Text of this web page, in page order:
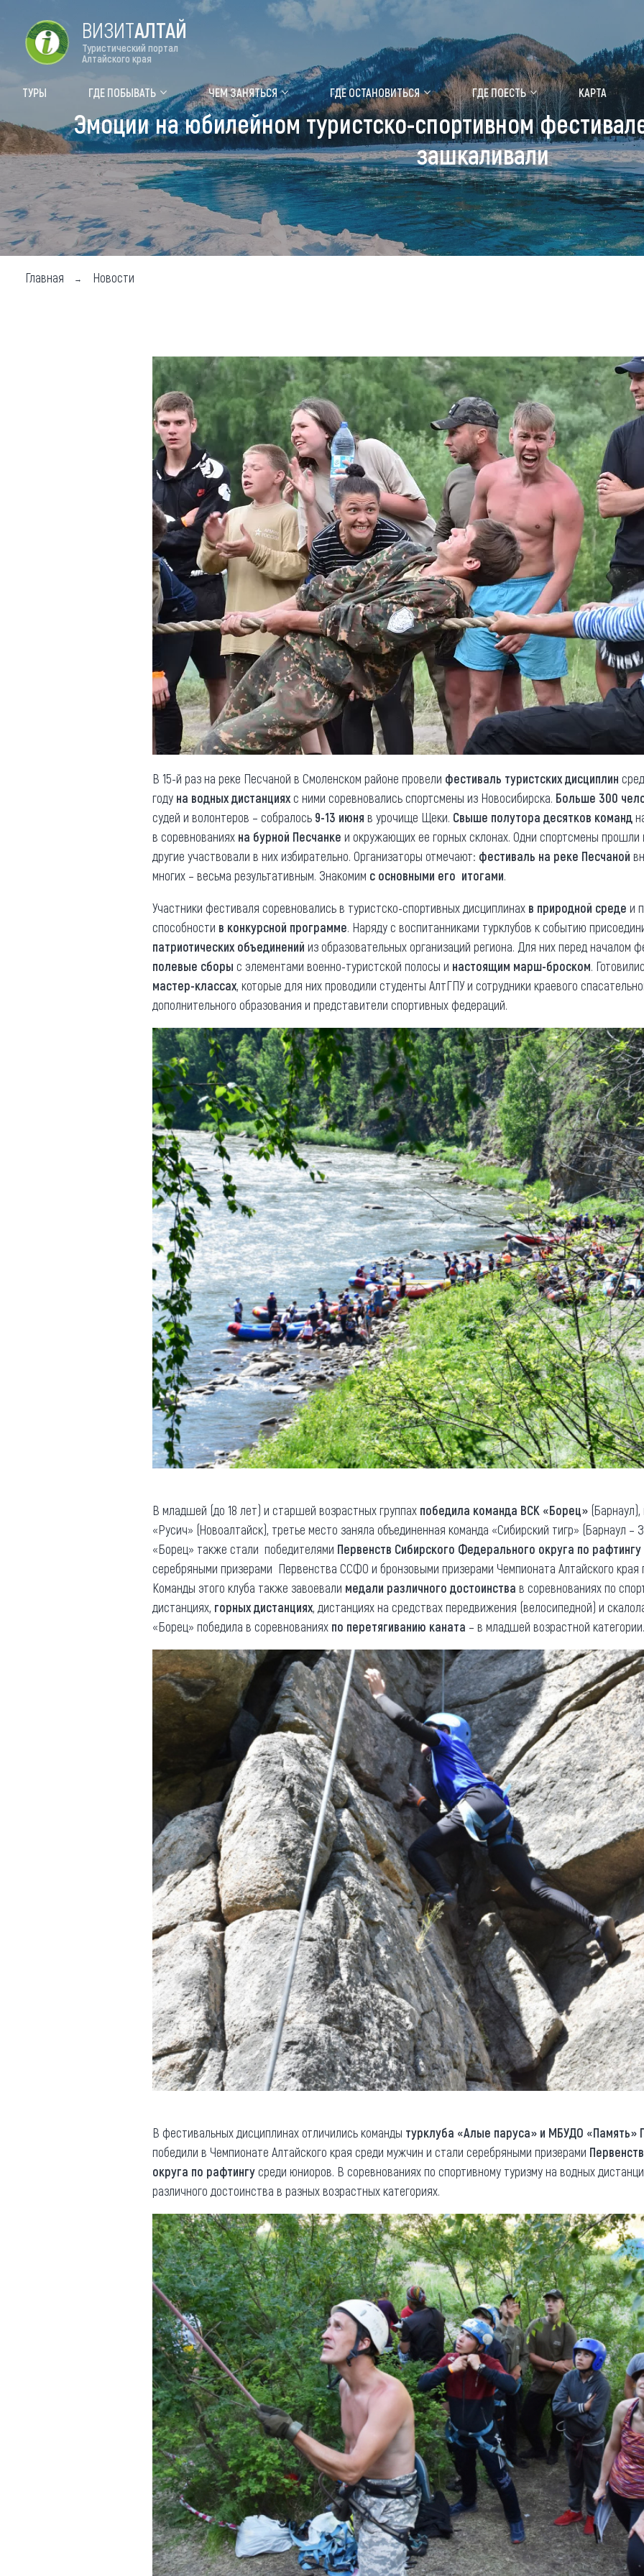
Форум VISIT ALTAI Цветение маральника Медицинский форум
Туры Где побывать
Объекты природы
Объекты истории и культуры
Объекты развлечений
Топ туристических мест
Чем заняться
Календарь событий
Аудиогид
Мой маршрут
Придорожные кафе
Новости
Что привезти (сувениры)
Общая информация
Как добраться
Люди, прославившие
Карты и буклеты
Другие рубрики
Реестр туроператоров
Реестр туристических
агентств Алтайского края
Противодействие коррупции
ВИЗИТАЛТАЙ
Туристический портал
Алтайского края
ТУРЫ ГДЕ ПОБЫВАТЬ ЧЕМ ЗАНЯТЬСЯ ГДЕ ОСТАНОВИТЬСЯ ГДЕ ПОЕСТЬ КАРТА
Эмоции на юбилейном туристско-спортивном
зашкаливали
Главная Новости
В 15-й раз на реке Песчаной в Смоленском районе провели фестиваль туристских дисциплин
году на водных дистанцияхс ними соревновались спортсмены из Новосибирска. Больше 300
судей и волонтеров – собралось 9-13 июня в урочище Щеки. Свыше полутора десятков команд
в соревнованиях на бурной Песчанке и окружающих ее горных склонах. Одни спортсмены прошли
другие участвовали в них избирательно. Организаторы отмечают: фестиваль на реке Песчаной
многих – весьма результативным. Знакомим с основными его итогами.
Участники фестиваля соревновались в туристско-спортивных дисциплинах в природной среде и
способности в конкурсной программе. Наряду с воспитанниками турклубов к событию
патриотических объединений из образовательных организаций региона. Для них перед началом
полевые сборы с элементами военно-туристской полосы и настоящим марш-броском.
мастер-классах, которые для них проводили студенты АлтГПУ и сотрудники краевого
дополнительного образования и представители спортивных федераций.
В младшей (до 18 лет) и старшей возрастных группах победила команда ВСК «Борец»
«Русич» (Новоалтайск), третье место заняла объединенная команда «Сибирский тигр» (Барнаул
«Борец» также стали победителями Первенств Сибирского Федерального округа по рафтингу
серебряными призерами Первенства ССФО и бронзовыми призерами Чемпионата Алтайского
Команды этого клуба также завоевали медали различного достоинства в соревнованиях по
дистанциях, горных дистанциях, дистанциях на средствах передвижения (велосипедной) и
«Борец» победила в соревнованиях по перетягиванию каната – в младшей возрастной категории.
В фестивальных дисциплинах отличились команды турклуба «Алые паруса» и МБУДО «Память»
победили в Чемпионате Алтайского края среди мужчин и стали серебряными призерами
округа по рафтингусреди юниоров. В соревнованиях по спортивному туризму на водных
различного достоинства в разных возрастных категориях.